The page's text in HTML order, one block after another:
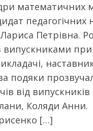
математичних
педагогічних
Петрівна.
випускниками
подяки
від випускників
Коляди Анни.
[…]